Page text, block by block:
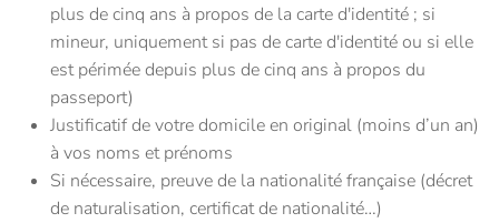
plus de cinq ans à propos de la carte d'identité ; si
mineur, uniquement si pas de carte d'identité ou si elle
est périmée depuis plus de cinq ans à propos du
passeport)
Justificatif de votre domicile en original (moins d’un an)
à vos noms et prénoms
Si nécessaire, preuve de la nationalité française (décret
de naturalisation, certificat de nationalité…)